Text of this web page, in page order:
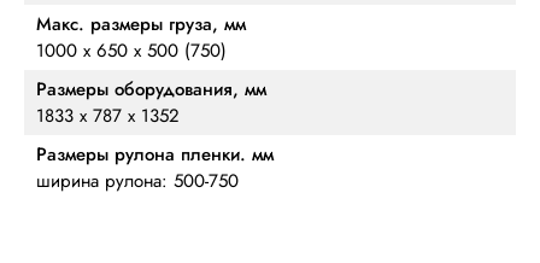
Макс. размеры груза, мм
1000 х 650 х 500 (750)
Размеры оборудования, мм
1833 х 787 х 1352
Размеры рулона пленки. мм
ширина рулона: 500-750